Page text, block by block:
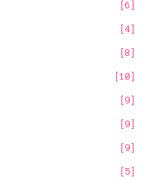
6
4
8
10
9
9
9
5